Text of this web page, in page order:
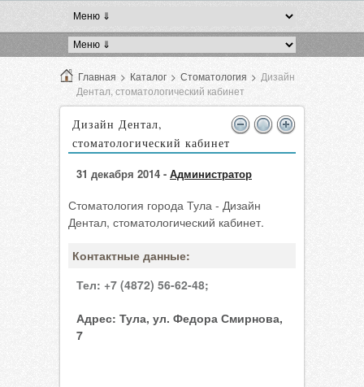
Главная > Каталог > Стоматология > Дизайн
Дентал, стоматологический кабинет
Дизайн Дентал,
стоматологический кабинет
31 декабря 2014 - Администратор
Стоматология города Тула - Дизайн
Дентал, стоматологический кабинет.
Контактные данные:
Тел: +7 (4872) 56-62-48;
Адрес: Тула, ул. Федора Смирнова,
7